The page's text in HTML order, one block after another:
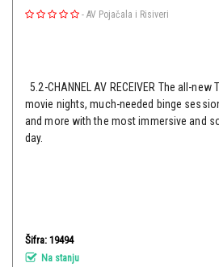
- AV Pojačala i Risiveri
5.2-CHANNEL AV RECEIVER The all-
movie nights, much-needed binge
and more with the most immersive and
day.
Šifra: 19494
Na stanju